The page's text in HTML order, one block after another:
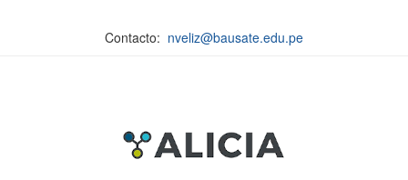
Contacto: nveliz@bausate.edu.pe